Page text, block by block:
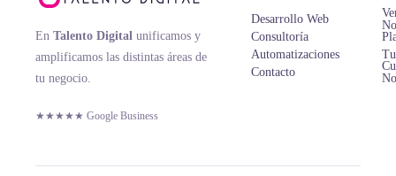
En Talento Digital unificamos y
amplificamos las distintas áreas de
tu negocio.
★★★★★ Google Business
Desarrollo Web
Consultoría
Automatizaciones
Contacto